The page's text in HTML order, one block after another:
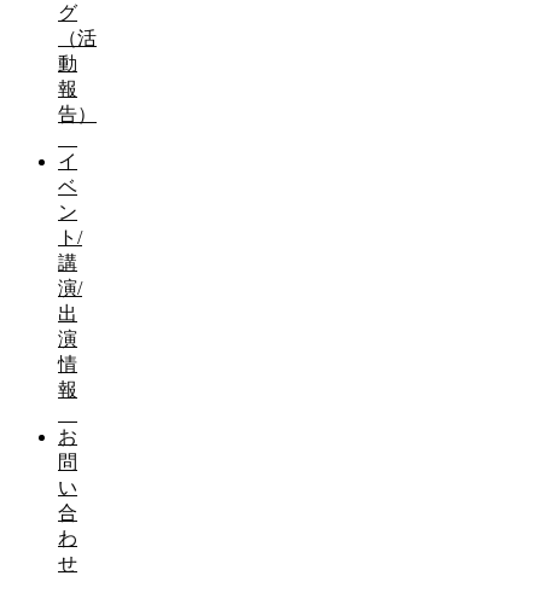
グ
（活
動
報
告）
イ
ベ
ン
ト/
講
演/
出
演
情
報
お
問
い
合
わ
せ